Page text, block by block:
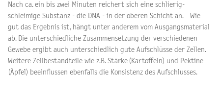
Nach ca. ein bis zwei Minuten reichert sich eine schlierig-
schleimige Substanz - die DNA - in der oberen Schicht an. Wie
gut das Ergebnis ist, hängt unter anderem vom Ausgangsmaterial
ab. Die unterschiedliche Zusammensetzung der verschiedenen
Gewebe ergibt auch unterschiedlich gute Aufschlüsse der Zellen.
Weitere Zellbestandteile wie z.B. Stärke (Kartoffeln) und Pektine
(Äpfel) beeinflussen ebenfalls die Konsistenz des Aufschlusses.